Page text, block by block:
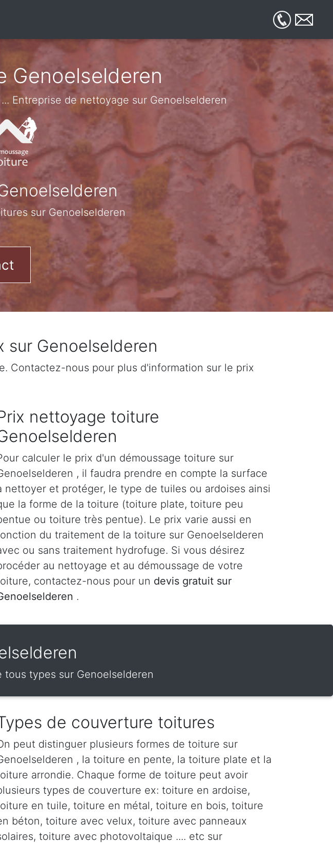
Genoelselderen
Entreprise de nettoyage sur Genoelselderen
sur Genoelselderen
sur Genoelselderen
Contactez-nous pour plus d'information sur le prix
nettoyage toiture
calculer le prix d'un démoussage toiture sur
, il faudra prendre en compte la surface
nettoyer et protéger, le type de tuiles ou ardoises ainsi
la forme de la toiture (toiture plate, toiture peu
ou toiture très pentue). Le prix varie aussi en
du traitement de la toiture sur Genoelselderen
ou sans traitement hydrofuge. Si vous désirez
au nettoyage et au démoussage de votre
contactez-nous pour un devis gratuit sur
.
types sur Genoelselderen
de couverture toitures
peut distinguer plusieurs formes de toiture sur
, la toiture en pente, la toiture plate et la
arrondie. Chaque forme de toiture peut avoir
types de couverture ex: toiture en ardoise,
en tuile, toiture en métal, toiture en bois, toiture
béton, toiture avec velux, toiture avec panneaux
toiture avec photovoltaique .... etc sur